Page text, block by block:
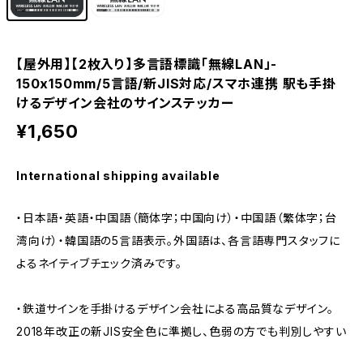
【屋外用】【2枚入り】多言語標識「無線LAN」-
150x150mm/5言語/新JIS対応/スマホ連携 駅も手掛
けるデザイン会社のサインステッカー
¥1,650
International shipping available
・日本語・英語・中国語（簡体字；中国向け）・中国語（繁体字；台
湾向け）・韓国語の5言語表示。外国語は、各言語専門スタッフに
よるネイティブチェック済みです。
・鉄道サインを手掛けるデザイン会社による高品質なデザイン。
2018年改正の新JIS安全色に準拠し、色弱の方でも判別しやすい